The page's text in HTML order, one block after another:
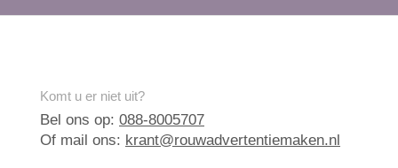
Komt u er niet uit?
Bel ons op: 088-8005707
Of mail ons: krant@rouwadvertentiemaken.nl